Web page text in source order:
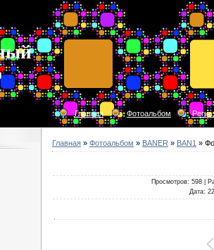
Главная Фотоальбом
Главная » Фотоальбом » BANER » BAN1 »
Просмотров: 598 |
Дата: